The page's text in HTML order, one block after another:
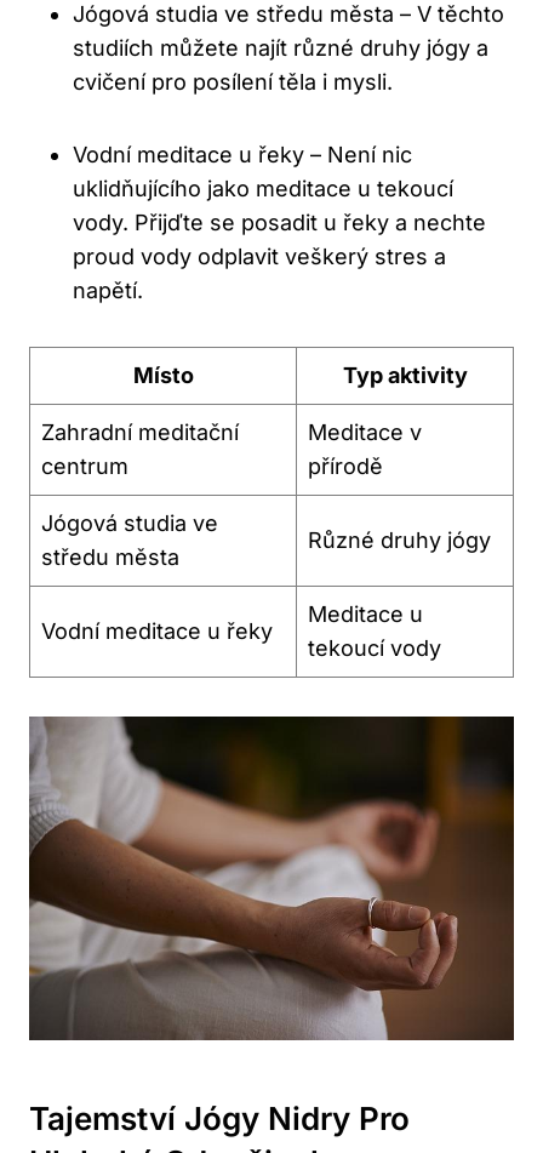
Jógová studia ve středu města – V těchto
studiích můžete najít různé druhy jógy a
cvičení pro posílení těla i mysli.
Vodní meditace u řeky – Není nic
uklidňujícího jako meditace u tekoucí
vody. Přijďte se posadit u řeky a nechte
proud vody odplavit veškerý stres a
napětí.
Místo Typ aktivity
Zahradní meditační
centrum
Meditace v
přírodě
Jógová studia ve
středu města
Různé druhy jógy
Vodní meditace u řeky
Meditace u
tekoucí vody
Tajemství Jógy Nidry Pro